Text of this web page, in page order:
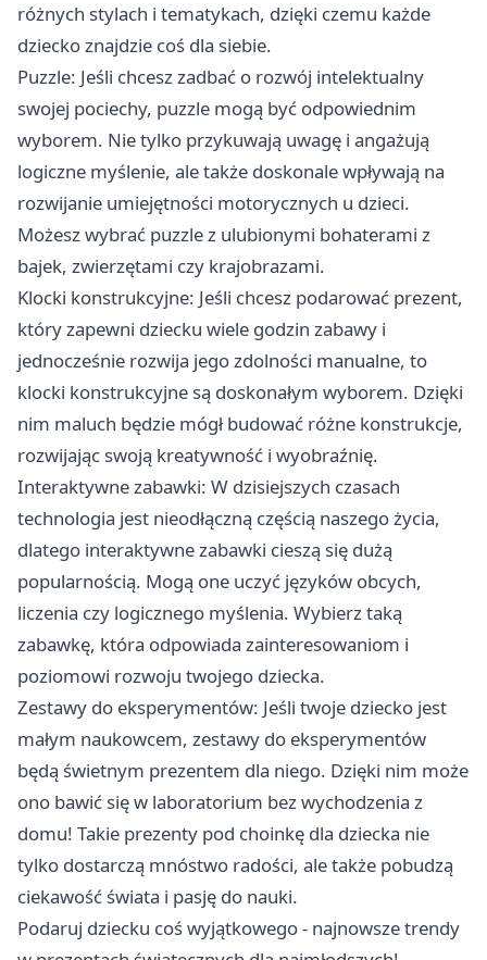
różnych stylach i tematykach, dzięki czemu każde
dziecko znajdzie coś dla siebie.
Puzzle: Jeśli chcesz zadbać o rozwój intelektualny
swojej pociechy, puzzle mogą być odpowiednim
wyborem. Nie tylko przykuwają uwagę i angażują
logiczne myślenie, ale także doskonale wpływają na
rozwijanie umiejętności motorycznych u dzieci.
Możesz wybrać puzzle z ulubionymi bohaterami z
bajek, zwierzętami czy krajobrazami.
Klocki konstrukcyjne: Jeśli chcesz podarować prezent,
który zapewni dziecku wiele godzin zabawy i
jednocześnie rozwija jego zdolności manualne, to
klocki konstrukcyjne są doskonałym wyborem. Dzięki
nim maluch będzie mógł budować różne konstrukcje,
rozwijając swoją kreatywność i wyobraźnię.
Interaktywne zabawki: W dzisiejszych czasach
technologia jest nieodłączną częścią naszego życia,
dlatego interaktywne zabawki cieszą się dużą
popularnością. Mogą one uczyć języków obcych,
liczenia czy logicznego myślenia. Wybierz taką
zabawkę, która odpowiada zainteresowaniom i
poziomowi rozwoju twojego dziecka.
Zestawy do eksperymentów: Jeśli twoje dziecko jest
małym naukowcem, zestawy do eksperymentów
będą świetnym prezentem dla niego. Dzięki nim może
ono bawić się w laboratorium bez wychodzenia z
domu! Takie prezenty pod choinkę dla dziecka nie
tylko dostarczą mnóstwo radości, ale także pobudzą
ciekawość świata i pasję do nauki.
Podaruj dziecku coś wyjątkowego - najnowsze trendy